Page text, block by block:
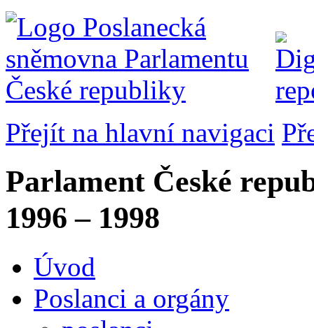
Přejít na hlavní navigaci
Parlament České
1996 – 1998
Úvod
Poslanci a orgány